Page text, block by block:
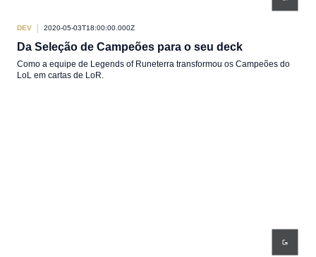
DEV 2020-05-03T18:00:00.000Z
Da Seleção de Campeões para o seu deck
Como a equipe de Legends of Runeterra transformou os Campeões do
LoL em cartas de LoR.